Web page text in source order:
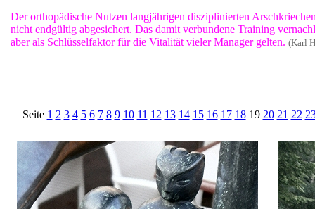
Der orthopädische Nutzen langjährigen disziplinierten
nicht endgültig abgesichert. Das damit verbundene Training
aber als Schlüsselfaktor für die Vitalität vieler Manager gelten. (Karl
Seite 1 2 3 4 5 6 7 8 9 10 11 12 13 14 15 16 17 1819 20 21 22